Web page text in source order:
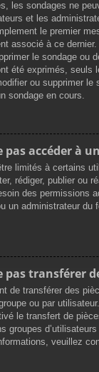
les sondages ne
et les
le premier
associé à ce dernier.
le sondage ou
été exprimés, seuls
ou supprimer le
sondage en cours.
accéder à
limités à certains
rédiger, publier ou
des permissions
un administrateur du
pas transférer
de transférer des
ou par
le transfert de
groupes
veuillez